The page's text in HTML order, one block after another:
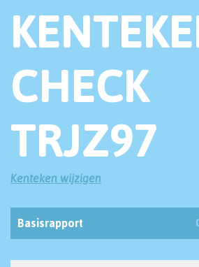
CHECK
TRJZ97
Kenteken wijzigen
Basisrapport